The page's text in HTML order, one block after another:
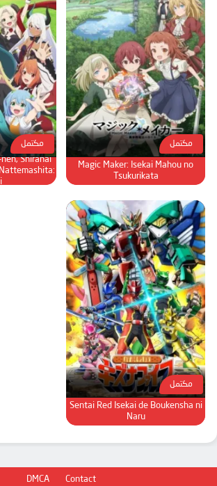
مكتمل
Magic Maker: Isekai Mahou no
Tsukurikata
مكتمل
Shiranai
مكتمل
Sentai Red Isekai de Boukensha ni
Naru
DMCA Contact